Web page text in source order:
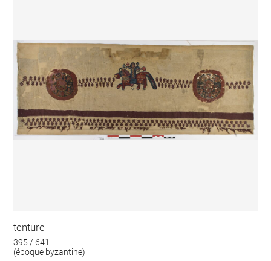
tenture
395 / 641
(époque byzantine)